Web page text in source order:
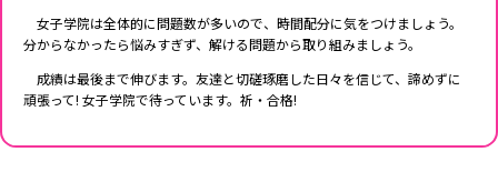
女子学院は全体的に問題数が多いので、時間配分に気をつけましょう。
分からなかったら悩みすぎず、解ける問題から取り組みましょう。
成績は最後まで伸びます。友達と切磋琢磨した日々を信じて、諦めずに
頑張って! 女子学院で待っています。祈・合格!